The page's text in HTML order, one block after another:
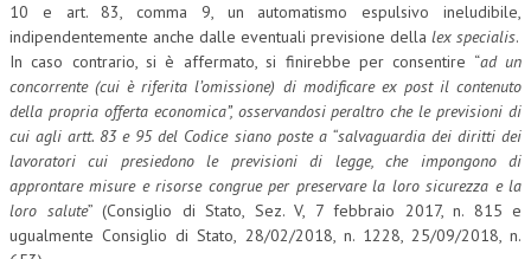
10 e art. 83, comma 9, un automatismo espulsivo ineludibile,
indipendentemente anche dalle eventuali previsione della lex specialis.
In caso contrario, si è affermato, si finirebbe per consentire “ad un
concorrente (cui è riferita l’omissione) di modificare ex post il contenuto
della propria offerta economica”, osservandosi peraltro che le previsioni di
cui agli artt. 83 e 95 del Codice siano poste a “salvaguardia dei diritti dei
lavoratori cui presiedono le previsioni di legge, che impongono di
approntare misure e risorse congrue per preservare la loro sicurezza e la
loro salute” (Consiglio di Stato, Sez. V, 7 febbraio 2017, n. 815 e
ugualmente Consiglio di Stato, 28/02/2018, n. 1228, 25/09/2018, n.